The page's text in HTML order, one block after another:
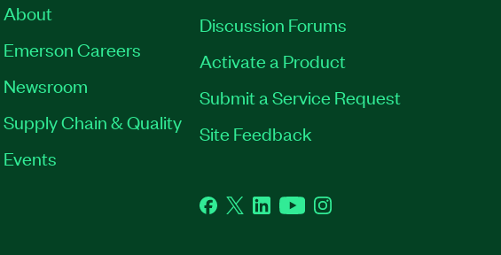
About
Emerson Careers
Newsroom
Supply Chain & Quality
Events
Discussion Forums
Activate a Product
Submit a Service Request
Site Feedback
Facebook
TwitterLinkedInYouTubeInstagram